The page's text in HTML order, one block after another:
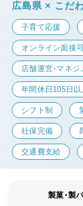
広島県 × こだ
子育て応援
オンライン面接
店舗運営・マネジ
年間休日105日以
シフト制
社保完備
交通費支給
製菓・製